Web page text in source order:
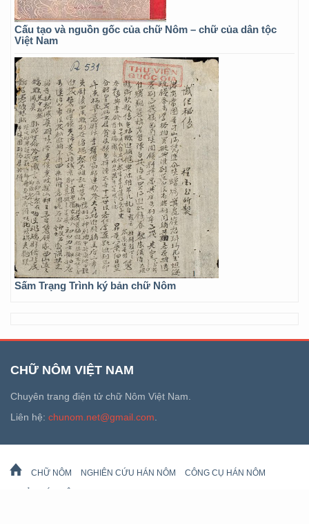
Cấu tạo và nguồn gốc của chữ Nôm – chữ của dân tộc
Việt Nam
Sấm Trạng Trình ký bản chữ Nôm
CHỮ NÔM VIỆT NAM
Chuyên trang điện tử chữ Nôm Việt Nam.
Liên hệ: chunom.net@gmail.com
CHỮ NÔM NGHIÊN CỨU HÁN NÔM CÔNG CỤ HÁN NÔM